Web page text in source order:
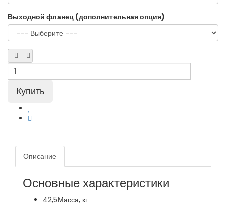
Выходной фланец (дополнительная опция)
Описание
Основные характеристики
42,5Масса, кг